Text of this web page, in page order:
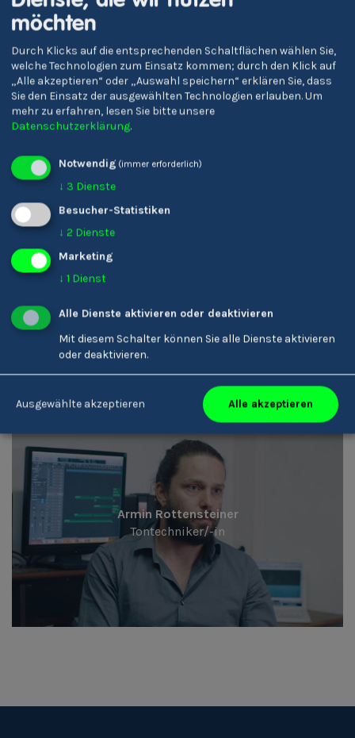
Verena Gschnell
Bildungsreferent/-in
Armin Rottensteiner
Tontechniker/-in
möchten
Durch Klicks auf die entsprechenden Schaltflächen wählen Sie,
welche Technologien zum Einsatz kommen; durch den Klick auf
„Alle akzeptieren“ oder „Auswahl speichern“ erklären Sie, dass
Sie den Einsatz der ausgewählten Technologien erlauben.Um
mehr zu erfahren, lesen Sie bitte unsere
Datenschutzerklärung.
Notwendig (immer erforderlich)
↓ 3 Dienste
Besucher-Statistiken
↓ 2 Dienste
Marketing
↓ 1 Dienst
Alle Dienste aktivieren oder deaktivieren
Mit diesem Schalter können Sie alle Dienste aktivieren
oder deaktivieren.
Ausgewählte akzeptieren Alle akzeptieren